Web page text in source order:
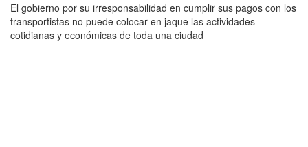
El gobierno por su irresponsabilidad en cumplir sus pagos con los
transportistas no puede colocar en jaque las actividades
cotidianas y económicas de toda una ciudad